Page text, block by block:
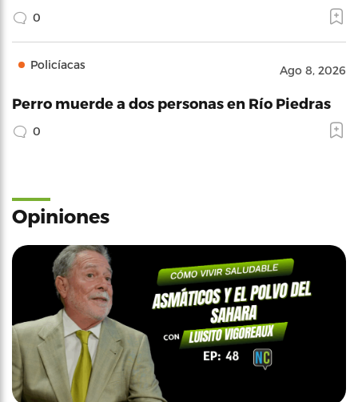
0
Policíacas Ago 8, 2026
Perro muerde a dos personas en Río Piedras
0
Opiniones